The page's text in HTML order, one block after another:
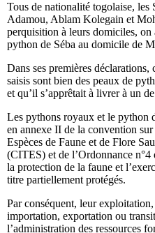
Tous de nationalité togolaise,
Adamou, Ablam Kolegain et
perquisition à leurs domiciles, on
python de Séba au domicile de
Dans ses premières
saisis sont bien des peaux de
et qu’il s’apprêtait à livrer à un
Les pythons royaux et le python
en annexe II de la convention
Espèces de Faune et de Flore
(CITES) et de l’Ordonnance
la protection de la faune et
titre partiellement protégés.
Par conséquent, leur
importation, exportation ou
l’administration des ressources